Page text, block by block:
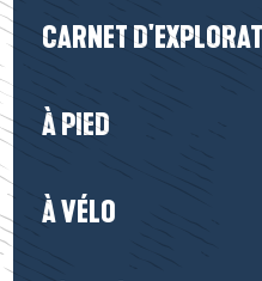
CARNET
À PIED
À VÉLO